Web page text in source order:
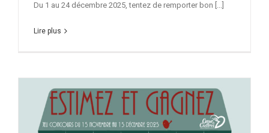
Du 1 au 24 décembre 2025, tentez de remporter bon [...]
Lire plus